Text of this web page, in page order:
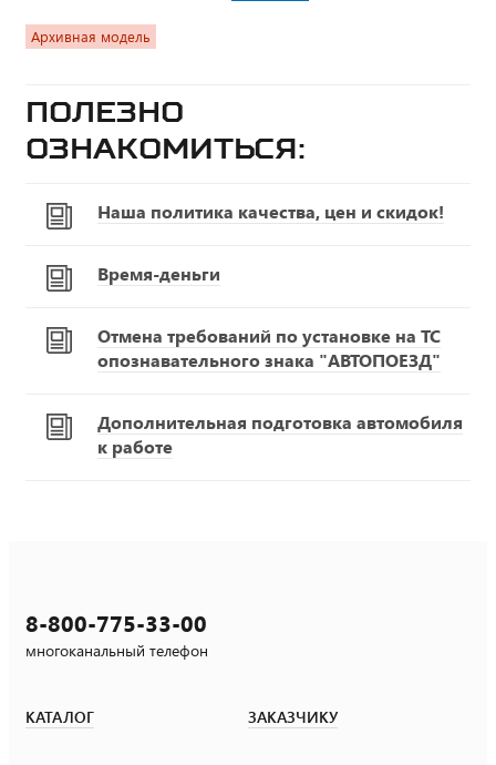
Архивная модель
Полезно
ознакомиться:
Наша политика качества, цен и скидок!
Время-деньги
Отмена требований по установке на ТС
опознавательного знака "АВТОПОЕЗД"
Дополнительная подготовка автомобиля
к работе
8-800-775-33-00
многоканальный телефон
КАТАЛОГ ЗАКАЗЧИКУ